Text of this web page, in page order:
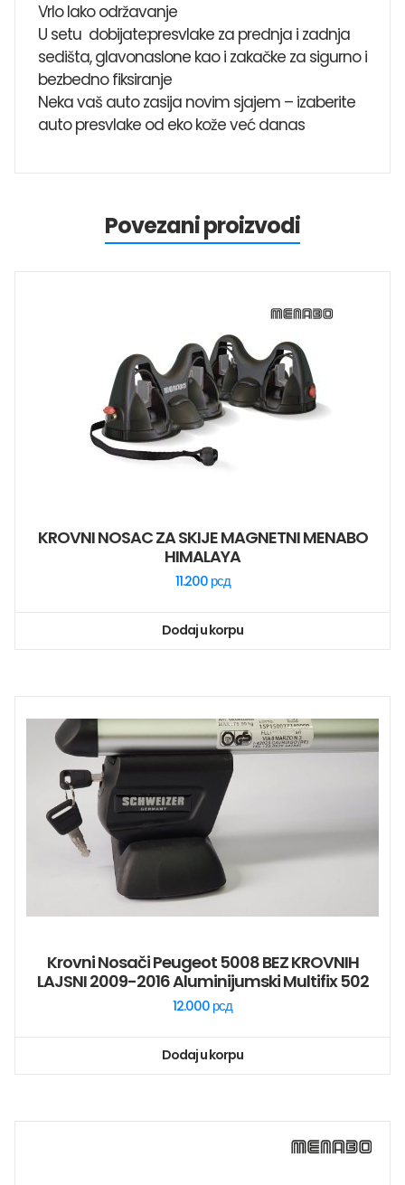
Vrlo lako održavanje
U setu dobijate:presvlake za prednja i zadnja
sedišta, glavonaslone kao i zakačke za sigurno i
bezbedno fiksiranje
Neka vaš auto zasija novim sjajem – izaberite
auto presvlake od eko kože već danas
Povezani proizvodi
KROVNI NOSAC ZA SKIJE MAGNETNI MENABO
HIMALAYA
11.200 рсд
Dodaj u korpu
Krovni Nosači Peugeot 5008 BEZ KROVNIH
LAJSNI 2009-2016 Aluminijumski Multifix 502
12.000 рсд
Dodaj u korpu